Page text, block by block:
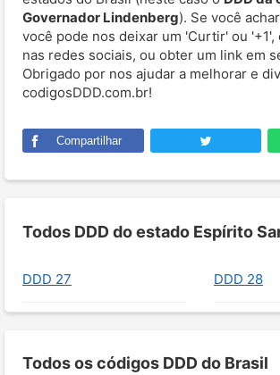
Governador Lindenberg). Se você
você pode nos deixar um 'Curtir' ou
nas redes sociais, ou obter um link em
Obrigado por nos ajudar a melhorar e
codigosDDD.com.br!
Compartilhar
Todos DDD do estado Espírito
DDD 27 DDD 28
Todos os códigos DDD do Brasil